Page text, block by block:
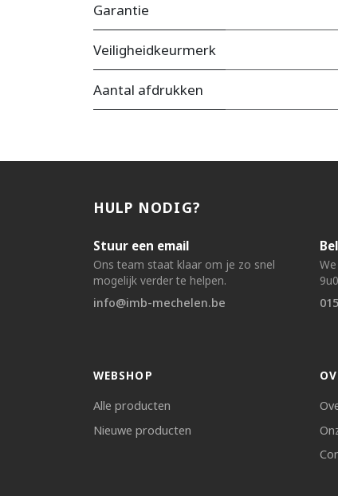
Garantie
Veiligheidkeurmerk
Aantal afdrukken
HULP NODIG?
Stuur een email
Ons team staat klaar om je zo snel
mogelijk verder te helpen.
info@imb-mechelen.be
WEBSHOP
Alle producten
Nieuwe producten